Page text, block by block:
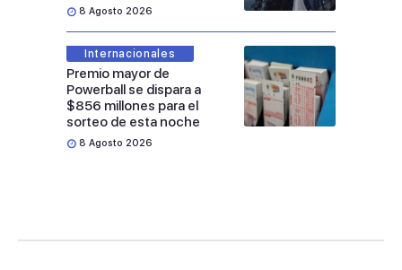
8 Agosto 2026
Internacionales
Premio mayor de
Powerball se dispara a
$856 millones para el
sorteo de esta noche
8 Agosto 2026